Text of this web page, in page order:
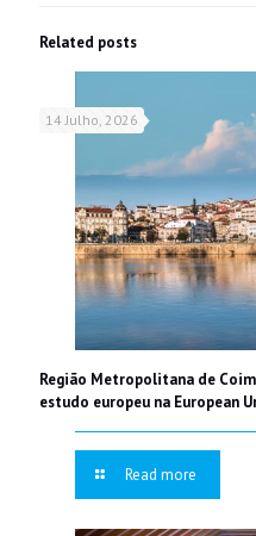
Related posts
14 Julho, 2026
Região Metropolitana de
estudo europeu na European
Read more